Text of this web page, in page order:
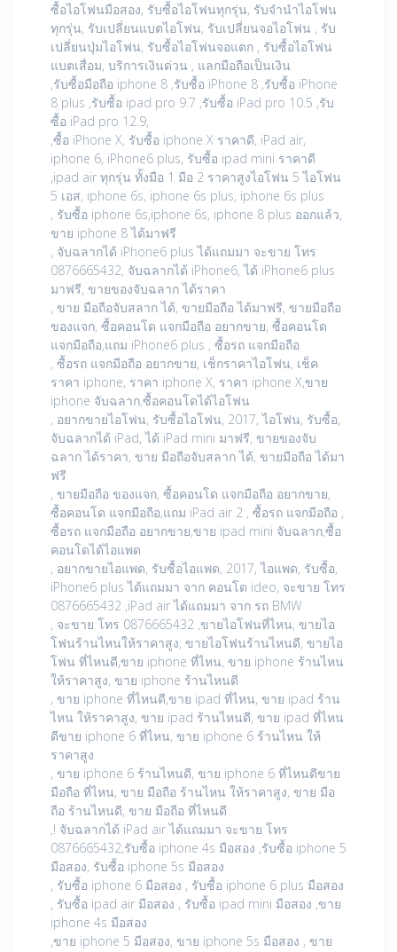
ซื้อไอโฟนมือสอง, รับซื้อไอโฟนทุกรุ่น, รับจำนำไอโฟน
ทุกรุ่น, รับเปลี่ยนแบตไอโฟน, รับเปลี่ยนจอไอโฟน , รับ
เปลี่ยนปุ่มไอโฟน, รับซื้อไอโฟนจอแตก , รับซื้อไอโฟน
แบตเสื่อม, บริการเงินด่วน , แลกมือถือเป็นเงิน
,รับซื้อมือถือ iphone 8 ,รับซื้อ iPhone 8 ,รับซื้อ iPhone
8 plus ,รับซื้อ ipad pro 9.7 ,รับซื้อ iPad pro 10.5 ,รับ
ซื้อ iPad pro 12.9,
,ซื้อ iPhone X, รับซื้อ iphone X ราคาดี, iPad air,
iphone 6, iPhone6 plus, รับซื้อ ipad mini ราคาดี
,ipad air ทุกรุ่น ทั้งมือ 1 มือ 2 ราคาสูงไอโฟน 5 ไอโฟน
5 เอส, iphone 6s, iphone 6s plus, iphone 6s plus
, รับซื้อ iphone 6s,iphone 6s, iphone 8 plus ออกแล้ว,
ขาย iphone 8 ได้มาฟรี
, จับฉลากได้ iPhone6 plus ได้แถมมา จะขาย โทร
0876665432, จับฉลากได้ iPhone6, ได้ iPhone6 plus
มาฟรี, ขายของจับฉลาก ได้ราคา
, ขาย มือถือจับสลาก ได้, ขายมือถือ ได้มาฟรี, ขายมือถือ
ของแจก, ซื้อคอนโด แจกมือถือ อยากขาย, ซื้อคอนโด
แจกมือถือ,แถม iPhone6 plus , ซื้อรถ แจกมือถือ
, ซื้อรถ แจกมือถือ อยากขาย, เช็กราคาไอโฟน, เช็ค
ราคา iphone, ราคา iphone X, ราคา iphone X,ขาย
iphone จับฉลาก,ซื้อคอนโดได้ไอโฟน
, อยากขายไอโฟน, รับซื้อไอโฟน, 2017, ไอโฟน, รับซื้อ,
จับฉลากได้ iPad, ได้ iPad mini มาฟรี, ขายของจับ
ฉลาก ได้ราคา, ขาย มือถือจับสลาก ได้, ขายมือถือ ได้มา
ฟรี
, ขายมือถือ ของแจก, ซื้อคอนโด แจกมือถือ อยากขาย,
ซื้อคอนโด แจกมือถือ,แถม iPad air 2 , ซื้อรถ แจกมือถือ ,
ซื้อรถ แจกมือถือ อยากขาย,ขาย ipad mini จับฉลาก,ซื้อ
คอนโดได้ไอแพด
, อยากขายไอแพด, รับซื้อไอแพด, 2017, ไอแพด, รับซื้อ,
iPhone6 plus ได้แถมมา จาก คอนโด ideo, จะขาย โทร
0876665432 ,iPad air ได้แถมมา จาก รถ BMW
, จะขาย โทร 0876665432 ,ขายไอโฟนที่ไหน, ขายไอ
โฟนร้านไหนให้ราคาสูง, ขายไอโฟนร้านไหนดี, ขายไอ
โฟน ที่ไหนดี,ขาย iphone ที่ไหน, ขาย iphone ร้านไหน
ให้ราคาสูง, ขาย iphone ร้านไหนดี
, ขาย iphone ที่ไหนดี,ขาย ipad ที่ไหน, ขาย ipad ร้าน
ไหน ให้ราคาสูง, ขาย ipad ร้านไหนดี, ขาย ipad ที่ไหน
ดีขาย iphone 6 ที่ไหน, ขาย iphone 6 ร้านไหน ให้
ราคาสูง
, ขาย iphone 6 ร้านไหนดี, ขาย iphone 6 ที่ไหนดีขาย
มือถือ ที่ไหน, ขาย มือถือ ร้านไหน ให้ราคาสูง, ขาย มือ
ถือ ร้านไหนดี, ขาย มือถือ ที่ไหนดี
,! จับฉลากได้ iPad air ได้แถมมา จะขาย โทร
0876665432,รับซื้อ iphone 4s มือสอง ,รับซื้อ iphone 5
มือสอง, รับซื้อ iphone 5s มือสอง
, รับซื้อ iphone 6 มือสอง , รับซื้อ iphone 6 plus มือสอง
, รับซื้อ ipad air มือสอง , รับซื้อ ipad mini มือสอง ,ขาย
iphone 4s มือสอง
,ขาย iphone 5 มือสอง, ขาย iphone 5s มือสอง , ขาย